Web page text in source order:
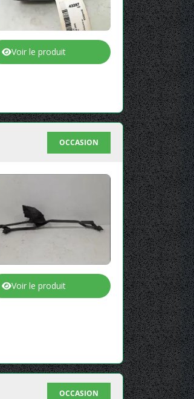
Voir le produit
OCCASION
Voir le produit
OCCASION